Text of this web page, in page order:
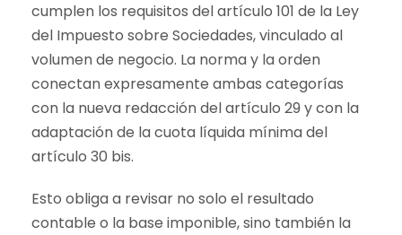
cumplen los requisitos del artículo 101 de la Ley
del Impuesto sobre Sociedades, vinculado al
volumen de negocio. La norma y la orden
conectan expresamente ambas categorías
con la nueva redacción del artículo 29 y con la
adaptación de la cuota líquida mínima del
artículo 30 bis.
Esto obliga a revisar no solo el resultado
contable o la base imponible, sino también la